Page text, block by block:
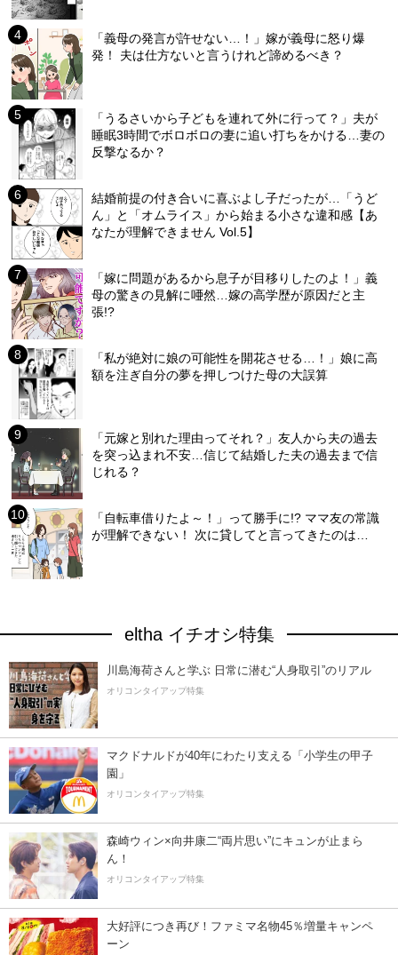
「義母の発言が許せない…！」嫁が義母に怒り爆
発！ 夫は仕方ないと言うけれど諦めるべき？
「うるさいから子どもを連れて外に行って？」夫が
睡眠3時間でボロボロの妻に追い打ちをかける…妻の
反撃なるか？
結婚前提の付き合いに喜ぶよし子だったが…「うど
ん」と「オムライス」から始まる小さな違和感【あ
なたが理解できません Vol.5】
「嫁に問題があるから息子が目移りしたのよ！」義
母の驚きの見解に唖然…嫁の高学歴が原因だと主
張!?
「私が絶対に娘の可能性を開花させる…！」娘に高
額を注ぎ自分の夢を押しつけた母の大誤算
「元嫁と別れた理由ってそれ？」友人から夫の過去
を突っ込まれ不安…信じて結婚した夫の過去まで信
じれる？
「自転車借りたよ～！」って勝手に!? ママ友の常識
が理解できない！ 次に貸してと言ってきたのは…
eltha イチオシ特集
川島海荷さんと学ぶ 日常に潜む“人身取引”のリアル
オリコンタイアップ特集
マクドナルドが40年にわたり支える「小学生の甲子
園」
オリコンタイアップ特集
森崎ウィン×向井康二“両片思い”にキュンが止まら
ん！
オリコンタイアップ特集
大好評につき再び！ファミマ名物45％増量キャンペ
ーン